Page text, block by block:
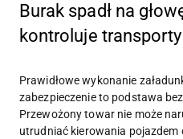
Burak spadł na
kontroluje transporty
Prawidłowe wykonanie
zabezpieczenie to podstawa
Przewożony towar nie może
utrudniać kierowania